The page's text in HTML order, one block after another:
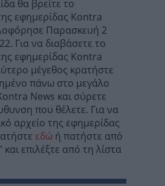
θα βρείτε το
εφημερίδας Kontra
Παρασκευή 2
Για να διαβάσετε το
εφημερίδας Kontra
μέγεθος κρατήστε
πάνω στο μεγάλο
News και σύρετε
που θέλετε. Για να
αρχείο της εφημερίδας
εδώ ή πατήστε από
επιλέξτε από τη λίστα